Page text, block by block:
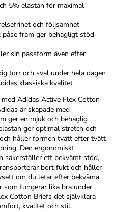
5% elastan för maximal
och följsamhet
påse fram ger behagligt stöd
sin passform även efter
torr och sval under hela dagen
klassiska kvalitet
Adidas Active Flex Cotton
är skapade med
ger en mjuk och behaglig
ger optimal stretch och
håller formen tvätt efter tvätt
Den ergonomiskt
säkerställer ett bekvämt stöd,
bort fukt och håller
om du letar efter bekväma
som fungerar lika bra under
Cotton Briefs det självklara
kvalitet och stil.